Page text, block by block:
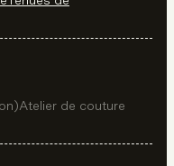
Atelier de couture